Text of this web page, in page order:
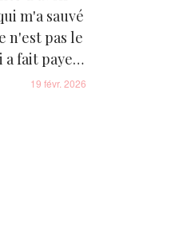
m'a sauvé
n'est pas le
a fait payer
19 févr. 2026